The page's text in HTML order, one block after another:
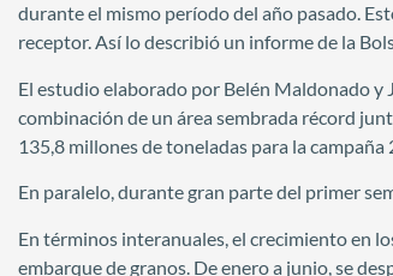
durante el mismo período del año pasado.
receptor. Así lo describió un informe de la
El estudio elaborado por Belén Maldonado y
combinación de un área sembrada récord
135,8 millones de toneladas para la
En paralelo, durante gran parte del primer
En términos interanuales, el crecimiento en
embarque de granos. De enero a junio, se